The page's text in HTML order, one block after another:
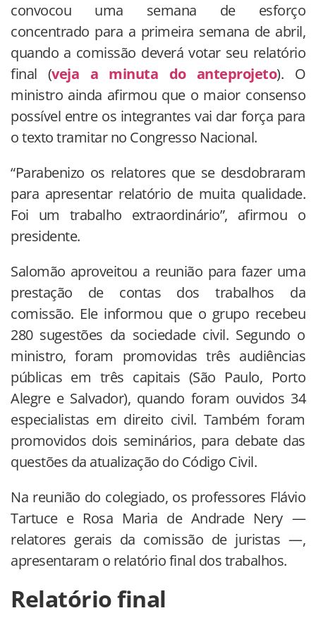
convocou uma semana de esforço
concentrado para a primeira semana de abril,
quando a comissão deverá votar seu relatório
final (veja a minuta do anteprojeto). O
ministro ainda afirmou que o maior consenso
possível entre os integrantes vai dar força para
o texto tramitar no Congresso Nacional.
“Parabenizo os relatores que se desdobraram
para apresentar relatório de muita qualidade.
Foi um trabalho extraordinário”, afirmou o
presidente.
Salomão aproveitou a reunião para fazer uma
prestação de contas dos trabalhos da
comissão. Ele informou que o grupo recebeu
280 sugestões da sociedade civil. Segundo o
ministro, foram promovidas três audiências
públicas em três capitais (São Paulo, Porto
Alegre e Salvador), quando foram ouvidos 34
especialistas em direito civil. Também foram
promovidos dois seminários, para debate das
questões da atualização do Código Civil.
Na reunião do colegiado, os professores Flávio
Tartuce e Rosa Maria de Andrade Nery —
relatores gerais da comissão de juristas —,
apresentaram o relatório final dos trabalhos.
Relatório final